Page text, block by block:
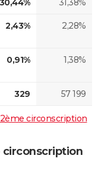
30,44% 31,38%
2,43% 2,28%
0,91% 1,38%
329 57 199
circonscription
circonscription